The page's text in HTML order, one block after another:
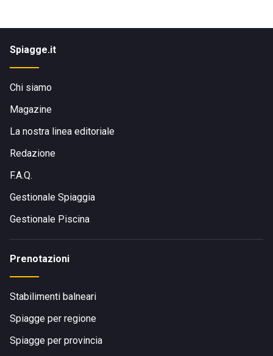
Spiagge.it
Chi siamo
Magazine
La nostra linea editoriale
Redazione
F.A.Q.
Gestionale Spiaggia
Gestionale Piscina
Prenotazioni
Stabilimenti balneari
Spiagge per regione
Spiagge per provincia